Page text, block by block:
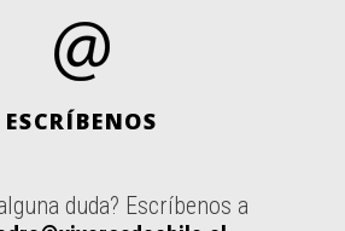
ESCRÍBENOS
duda? Escríbenos a